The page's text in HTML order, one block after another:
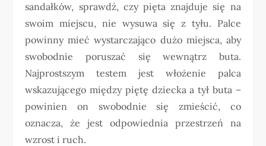
sandałków, sprawdź, czy pięta znajduje się na
swoim miejscu, nie wysuwa się z tyłu. Palce
powinny mieć wystarczająco dużo miejsca, aby
swobodnie poruszać się wewnątrz buta.
Najprostszym testem jest włożenie palca
wskazującego między piętę dziecka a tył buta –
powinien on swobodnie się zmieścić, co
oznacza, że jest odpowiednia przestrzeń na
wzrost i ruch.